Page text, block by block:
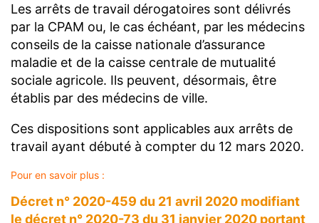
Les arrêts de travail dérogatoires sont délivrés
par la CPAM ou, le cas échéant, par les médecins
conseils de la caisse nationale d’assurance
maladie et de la caisse centrale de mutualité
sociale agricole. Ils peuvent, désormais, être
établis par des médecins de ville.
Ces dispositions sont applicables aux arrêts de
travail ayant débuté à compter du 12 mars 2020.
Pour en savoir plus :
Décret n° 2020-459 du 21 avril 2020 modifiant
le décret n° 2020-73 du 31 janvier 2020 portant